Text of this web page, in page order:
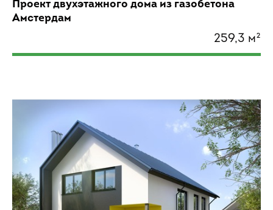
Проект двухэтажного дома из газобетона
Амстердам
259,3 м²